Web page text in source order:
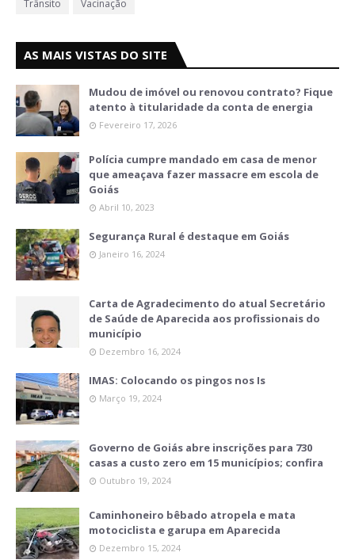
Trânsito
Vacinação
AS MAIS VISTAS DO SITE
Mudou de imóvel ou renovou contrato? Fique
atento à titularidade da conta de energia
Fevereiro 17, 2026
Polícia cumpre mandado em casa de menor
que ameaçava fazer massacre em escola de
Goiás
Abril 10, 2023
Segurança Rural é destaque em Goiás
Janeiro 16, 2024
Carta de Agradecimento do atual Secretário
de Saúde de Aparecida aos profissionais do
município
Dezembro 16, 2024
IMAS: Colocando os pingos nos Is
Março 19, 2024
Governo de Goiás abre inscrições para 730
casas a custo zero em 15 municípios; confira
Outubro 19, 2024
Caminhoneiro bêbado atropela e mata
motociclista e garupa em Aparecida
Dezembro 15, 2024